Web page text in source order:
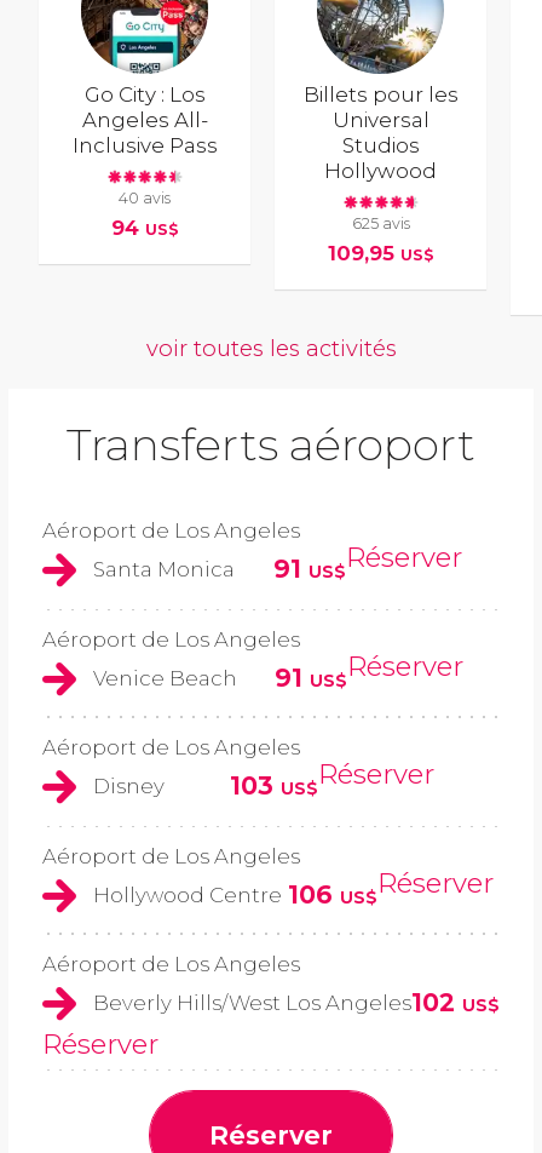
Go City : Los
Angeles All-
Inclusive Pass
40 avis
94 US$
Billets pour les
Universal
Studios
Hollywood
625 avis
109,95 US$
voir toutes les activités
Transferts aéroport
Aéroport de Los Angeles
Santa Monica
91 US$Réserver
Aéroport de Los Angeles
Venice Beach
91 US$Réserver
Aéroport de Los Angeles
Disney
103 US$Réserver
Aéroport de Los Angeles
Hollywood Centre 106 US$Réserver
Aéroport de Los Angeles
Beverly Hills/West Los Angeles102 US$
Réserver
Réserver